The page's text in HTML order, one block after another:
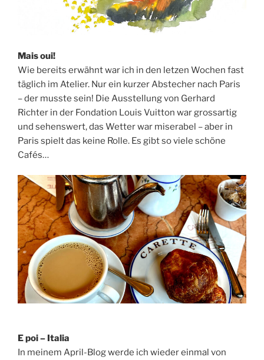
Mais oui!
Wie bereits erwähnt war ich in den letzen Wochen fast
täglich im Atelier. Nur ein kurzer Abstecher nach Paris
– der musste sein! Die Ausstellung von Gerhard
Richter in der Fondation Louis Vuitton war grossartig
und sehenswert, das Wetter war miserabel – aber in
Paris spielt das keine Rolle. Es gibt so viele schöne
Cafés…
E poi – Italia
In meinem April-Blog werde ich wieder einmal von